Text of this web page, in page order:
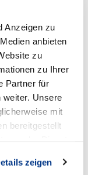
Anzeigen zu
anbieten
zu
zu Ihrer
Partner für
weiter. Unsere
mit
bereitgestellt
zeigen